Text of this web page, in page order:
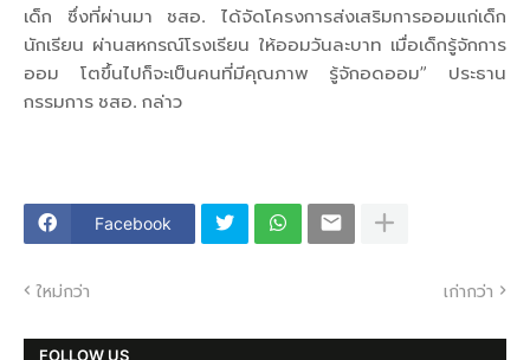
เด็ก ซึ่งที่ผ่านมา ชสอ. ได้จัดโครงการส่งเสริมการออมแก่เด็ก
นักเรียน ผ่านสหกรณ์โรงเรียน ให้ออมวันละบาท เมื่อเด็กรู้จักการ
ออม โตขึ้นไปก็จะเป็นคนที่มีคุณภาพ รู้จักอดออม” ประธาน
กรรมการ ชสอ. กล่าว
Facebook
ใหม่กว่า เก่ากว่า
FOLLOW US